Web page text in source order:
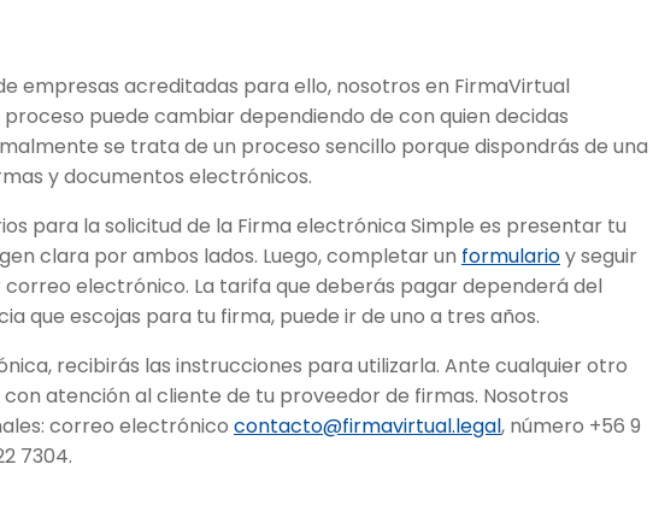
empresas acreditadas para ello, nosotros en FirmaVirtual
puede cambiar dependiendo de con quien decidas
se trata de un proceso sencillo porque dispondrás de una
y documentos electrónicos.
para la solicitud de la Firma electrónica Simple es presentar tu
clara por ambos lados. Luego, completar un formularioy seguir
electrónico. La tarifa que deberás pagar dependerá del
que escojas para tu firma, puede ir de uno a tres años.
recibirás las instrucciones para utilizarla. Ante cualquier otro
atención al cliente de tu proveedor de firmas. Nosotros
correo electrónico contacto@firmavirtual.legal, número +56 9
7304.